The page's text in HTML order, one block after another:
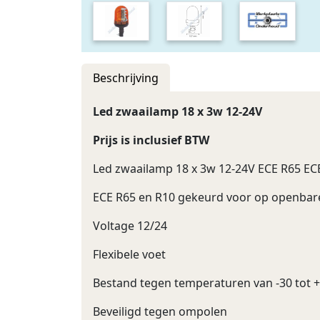
Beschrijving
Led zwaailamp 18 x 3w 12-24V
Prijs is inclusief BTW
Led zwaailamp 18 x 3w 12-24V ECE R65
ECE R65 en R10 gekeurd voor op
Voltage 12/24
Flexibele voet
Bestand tegen temperaturen van -30 tot
Beveiligd tegen ompolen